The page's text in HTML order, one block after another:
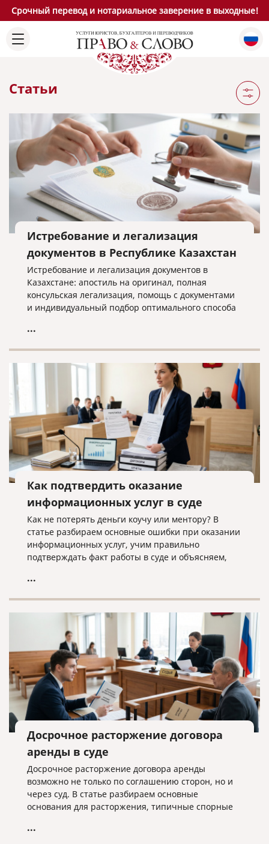
Срочный перевод и нотариальное заверение в выходные!
Статьи
Истребование и легализация
документов в Республике Казахстан
Истребование и легализация документов в
Казахстане: апостиль на оригинал, полная
консульская легализация, помощь с документами
и индивидуальный подбор оптимального способа
...
Как подтвердить оказание
информационных услуг в суде
Как не потерять деньги коучу или ментору? В
статье разбираем основные ошибки при оказании
информационных услуг, учим правильно
подтверждать факт работы в суде и объясняем,
прямой путь к взысканию неосновательного
...
Досрочное расторжение договора
аренды в суде
Досрочное расторжение договора аренды
возможно не только по соглашению сторон, но и
через суд. В статье разбираем основные
основания для расторжения, типичные спорные
нужно проверять заранее.
...